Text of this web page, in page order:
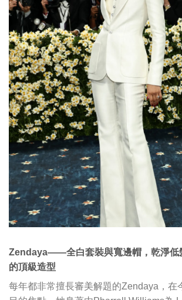
Zendaya——全白套裝與寬邊帽，乾淨低
的頂級造型
每年都非常擅長審美解題的Zendaya，在